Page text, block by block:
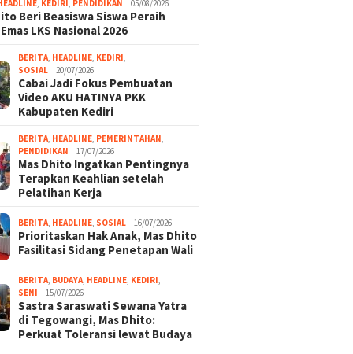
KEDIRI PENDIDIKAN 05/08/2026
Beri Beasiswa Siswa Peraih
LKS Nasional 2026
BERITA HEADLINE KEDIRI
SOSIAL
20/07/2026
Cabai Jadi Fokus Pembuatan
Video AKU HATINYA PKK
Kabupaten Kediri
BERITA HEADLINE PEMERINTAHAN
PENDIDIKAN
17/07/2026
Mas Dhito Ingatkan Pentingnya
Terapkan Keahlian setelah
Pelatihan Kerja
BERITA HEADLINE SOSIAL 16/07/2026
Prioritaskan Hak Anak, Mas Dhito
Fasilitasi Sidang Penetapan Wali
BERITA BUDAYA HEADLINE KEDIRI
SENI
15/07/2026
Sastra Saraswati Sewana Yatra
di Tegowangi, Mas Dhito:
Perkuat Toleransi lewat Budaya